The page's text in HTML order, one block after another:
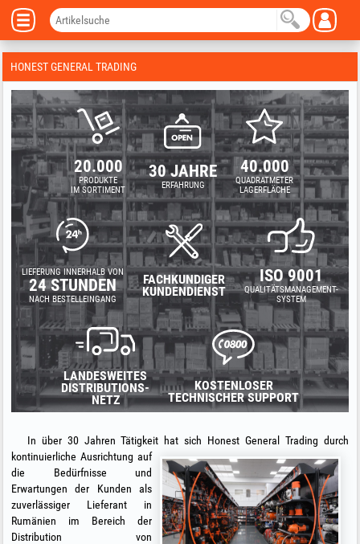
HONEST GENERAL TRADING
20.000
PRODUKTE
IM SORTIMENT
30 JAHRE
ERFAHRUNG
40.000
QUADRATMETER
LAGERFLÄCHE
LIEFERUNG INNERHALB VON
24 STUNDEN
NACH BESTELLEINGANG
FACHKUNDIGER
KUNDENDIENST
ISO 9001
QUALITÄTSMANAGEMENT-
SYSTEM
LANDESWEITES
DISTRIBUTIONS-
NETZ
KOSTENLOSER
TECHNISCHER SUPPORT
In über 30 Jahren Tätigkeit hat sich Honest General Trading durch
kontinuierliche Ausrichtung auf
die Bedürfnisse und
Erwartungen der Kunden als
zuverlässiger Lieferant in
Rumänien im Bereich der
Distribution von